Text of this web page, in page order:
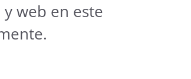
web en este